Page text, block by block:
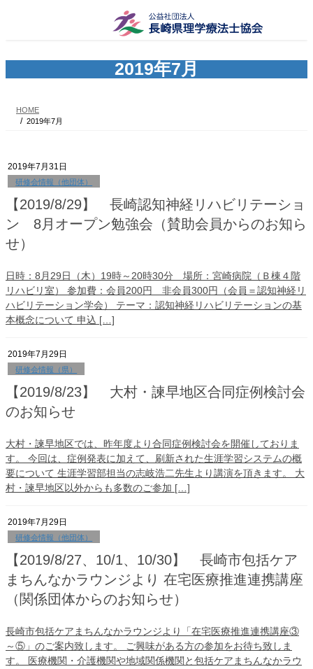
ツ
シ
2019年7月
HOME
2019年7月
2019年7月31日
研修会情報（他団体）
【2019/8/29】 長崎認知神経リハビリテーショ
ン 8月オープン勉強会（賛助会員からのお知ら
せ）
日時：8月29日（木）19時～20時30分 場所：宮崎病院（Ｂ棟４階
リハビリ室） 参加費：会員200円 非会員300円（会員＝認知神経リ
ハビリテーション学会） ​テーマ：認知神経リハビリテーションの基
本概念について 申込 […]
2019年7月29日
研修会情報（県）
【2019/8/23】 大村・諫早地区合同症例検討会
のお知らせ
大村・諫早地区では、昨年度より合同症例検討会を開催しておりま
す。 今回は、症例発表に加えて、刷新された生涯学習システムの概
要について 生涯学習部担当の志岐浩二先生より講演を頂きます。 大
村・諫早地区以外からも多数のご参加 […]
2019年7月29日
研修会情報（他団体）
【2019/8/27、10/1、10/30】 長崎市包括ケア
まちんなかラウンジより 在宅医療推進連携講座
（関係団体からのお知らせ）
長崎市包括ケアまちんなかラウンジより「在宅医療推進連携講座③
～⑤」のご案内致します。 ご興味がある方の参加をお待ち致しま
す。 医療機関・介護機関や地域関係機関と包括ケアまちんなかラウ